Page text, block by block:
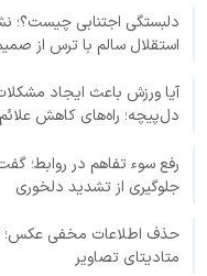
دلبستگی اجتنابی چیست؟؛
استقلال سالم با ترس از
آیا ورزش باعث ایجاد
دل‌پیچه؛ راه‌های کاهش
رفع سوء تفاهم در روابط؛
جلوگیری از تشدید دلخوری
حذف اطلاعات مخفی عکس؛
متادیتای تصاویر